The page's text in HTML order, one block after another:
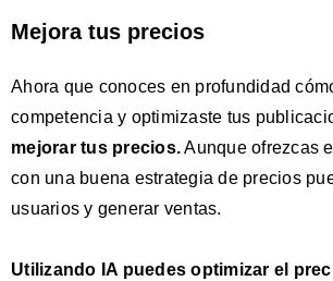
Mejora tus precios
Ahora que conoces en profundidad
competencia y optimizaste tus
mejorar tus precios.Aunque ofrezcas
con una buena estrategia de precios
usuarios y generar ventas.
Utilizando IA puedes optimizar el